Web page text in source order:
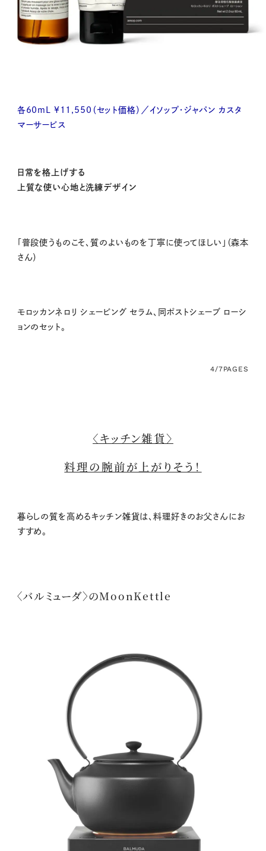
各60mL ¥11,550（セット価格）／イソップ・ジャパン カスタ
マーサービス
日常を格上げする
上質な使い心地と洗練デザイン
「普段使うものこそ、質のよいものを丁寧に使ってほしい」（森本
さん）
モロッカンネロリ シェービング セラム、同ポストシェーブ ローシ
ョンのセット。
4/7PAGES
〈キッチン雑貨〉
料理の腕前が上がりそう！
暮らしの質を高めるキッチン雑貨は、料理好きのお父さんにお
すすめ。
〈バルミューダ〉のMoonKettle